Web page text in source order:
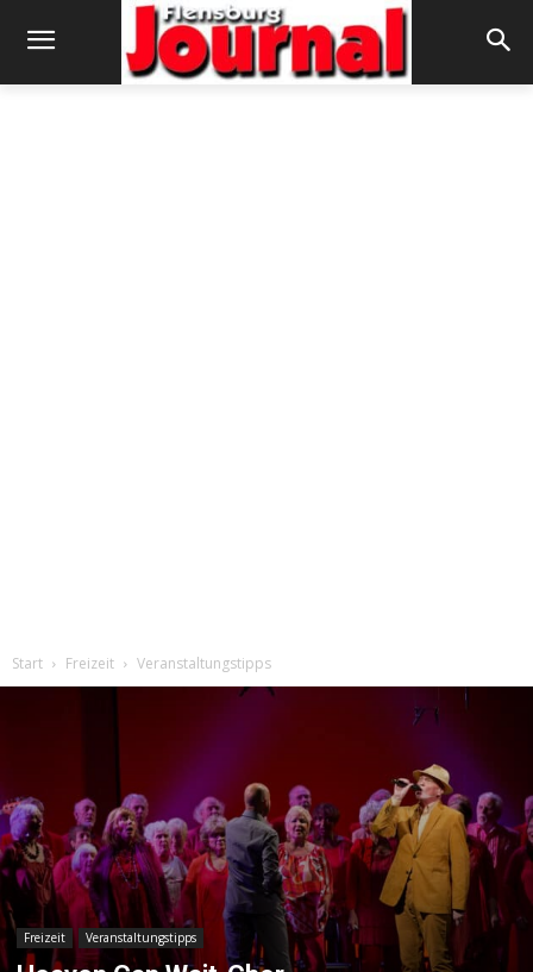
Start Freizeit Veranstaltungstipps
Freizeit Veranstaltungstipps